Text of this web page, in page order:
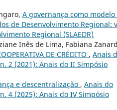
A governança como modelo
de Desenvolvimento Regional:
Regional (SLAEDR)
Inês de Lima, Fabiana
DE CRÉDITO , Anais
2 (2021): Anais do II Simpósio
e descentralização , Anais do
4 (2025): Anais do IV Simpósio